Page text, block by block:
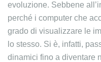
evoluzione. Sebbene
perché i computer che
grado di visualizzare le
lo stesso. Si è, infatti,
dinamici fino a diventare